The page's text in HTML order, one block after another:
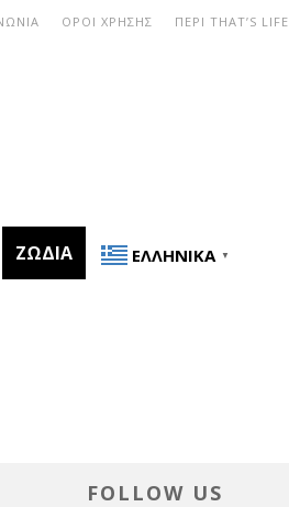
ΠΕΡΙ THAT’S LIFE
ΟΡΟΙ ΧΡΗΣΗΣ
ΖΏΔΙΑ ΕΛΛΗΝΙΚΆ ▼
FOLLOW US